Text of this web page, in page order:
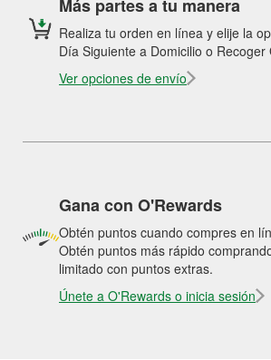
Más partes a tu manera
Realiza tu orden en línea y elije la
Día Siguiente a Domicilio o
Ver opciones de envío
Gana con O'Rewards
Obtén puntos cuando compres en
Obtén puntos más rápido
limitado con puntos extras.
Únete a O'Rewards o inicia sesión